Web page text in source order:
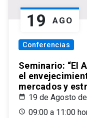
19 AGO
Conferencias
Seminario: “El
el
mercados y
19 de Agosto
09:00 a 11:00